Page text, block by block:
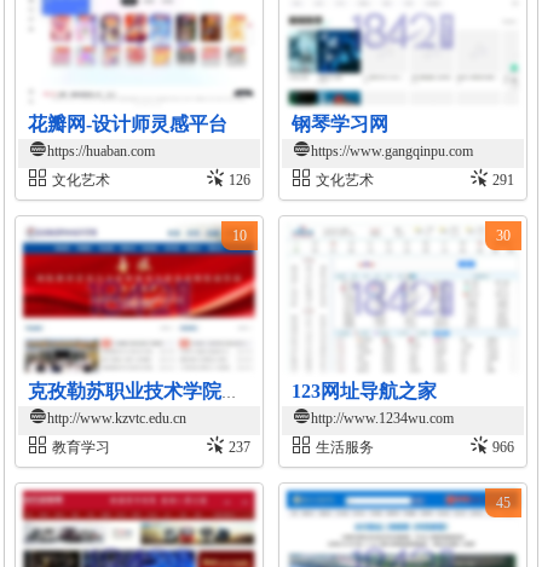
花瓣网-设计师灵感平台
https://huaban.com
文化艺术
126
钢琴学习网
https://www.gangqinpu.com
文化艺术
291
克孜勒苏职业技术学院官网
http://www.kzvtc.edu.cn
教育学习
237
10
123网址导航之家
http://www.1234wu.com
生活服务
966
30
45